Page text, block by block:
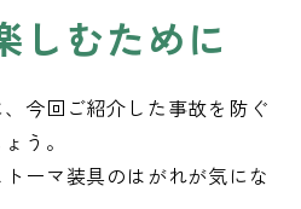
しむために
今回ご紹介した事故を防ぐ
う。
ーマ装具のはがれが気にな